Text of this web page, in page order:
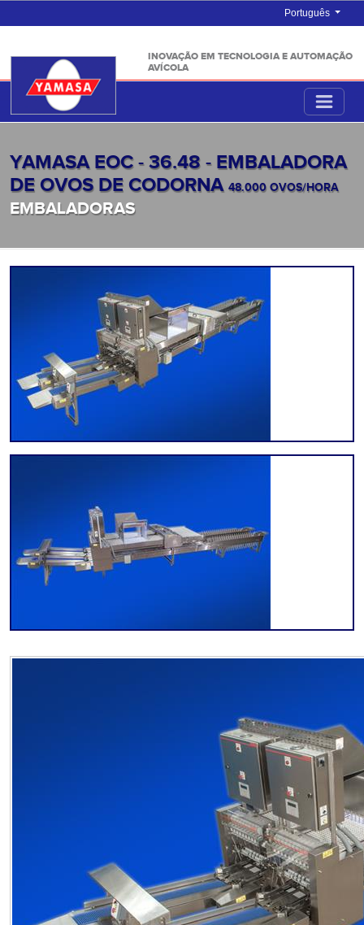
Português
INOVAÇÃO EM TECNOLOGIA E AUTOMAÇÃO
AVÍCOLA
YAMASA EOC - 36.48 - EMBALADORA
DE OVOS DE CODORNA 48.000 OVOS/HORA
EMBALADORAS